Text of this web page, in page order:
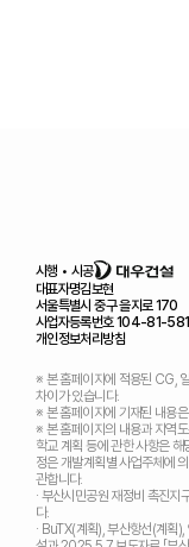
시행 • 시공
대표자명김보현
서울특별시 중구 을지로 170
사업자등록번호 104-81-
개인정보처리방침
※ 본 홈페이지에 적용된 CG,
차이가 있습니다.
※ 본 홈페이지에 기재된 내용
※ 본 홈페이지의 내용과 지역
학교 계획 등에 관한 사항은
정은 개발계획별 사업주체에
관합니다.
· 부산시민공원 재정비 촉진
다.
· BuTX(계획), 부산항선(계획